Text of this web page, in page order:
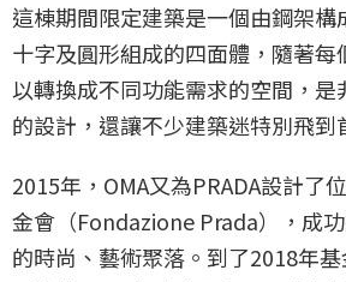
這棟期間限定建築是一個由鋼架構
十字及圓形組成的四面體，隨著每
以轉換成不同功能需求的空間，是
的設計，還讓不少建築迷特別飛到
2015年，OMA又為PRADA設計了
金會（Fondazione Prada），成
的時尚、藝術聚落。到了2018年